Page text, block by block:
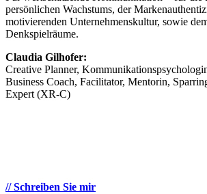
persönlichen Wachstums, der
motivierenden Unternehmenskultur, sowie
Denkspielräume.
Claudia Gilhofer:
Creative Planner,
Business Coach, Facilitator, Mentorin,
Expert (XR-C)
// Schreiben Sie mir